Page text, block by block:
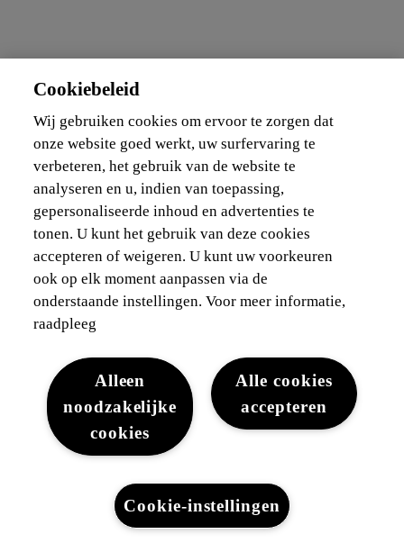
Cookiebeleid
Wij gebruiken cookies om ervoor te zorgen dat
onze website goed werkt, uw surfervaring te
verbeteren, het gebruik van de website te
analyseren en u, indien van toepassing,
gepersonaliseerde inhoud en advertenties te
tonen. U kunt het gebruik van deze cookies
accepteren of weigeren. U kunt uw voorkeuren
ook op elk moment aanpassen via de
onderstaande instellingen. Voor meer informatie,
raadpleeg
Alle cookies
accepteren
Alleen
noodzakelijke
cookies
Cookie-instellingen